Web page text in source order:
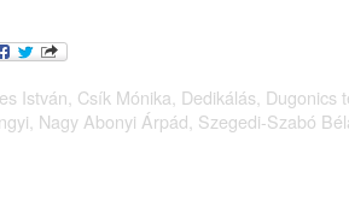
István Csík Mónika Dedikálás Dugonics
Nagy Abonyi Árpád Szegedi-Szabó